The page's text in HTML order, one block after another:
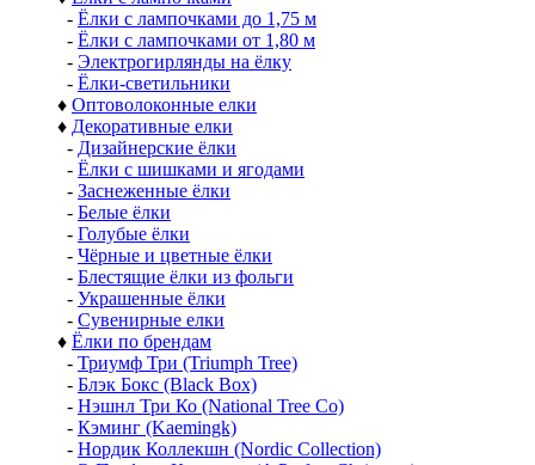
- Ёлки с лампочками до 1,75 м
- Ёлки с лампочками от 1,80 м
- Электрогирлянды на ёлку
- Ёлки-светильники
♦ Оптоволоконные елки
♦ Декоративные елки
- Дизайнерские ёлки
- Ёлки с шишками и ягодами
- Заснеженные ёлки
- Белые ёлки
- Голубые ёлки
- Чёрные и цветные ёлки
- Блестящие ёлки из фольги
- Украшенные ёлки
- Сувенирные елки
♦ Ёлки по брендам
- Триумф Три (Triumph Tree)
- Блэк Бокс (Black Box)
- Нэшнл Три Ко (National Tree Co)
- Кэминг (Kaemingk)
- Нордик Коллекшн (Nordic Collection)